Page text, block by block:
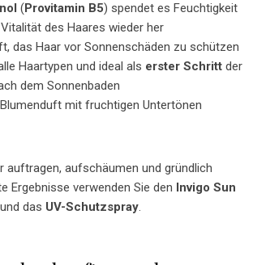
(Provitamin B5) spendet es Feuchtigkeit
des Haares wieder her
das Haar vor Sonnenschäden zu schützen
Haartypen und ideal als erster Schritt der
dem Sonnenbaden
mit fruchtigen Untertönen
auftragen, aufschäumen und gründlich
Ergebnisse verwenden Sie den Invigo Sun
und das UV-Schutzspray.